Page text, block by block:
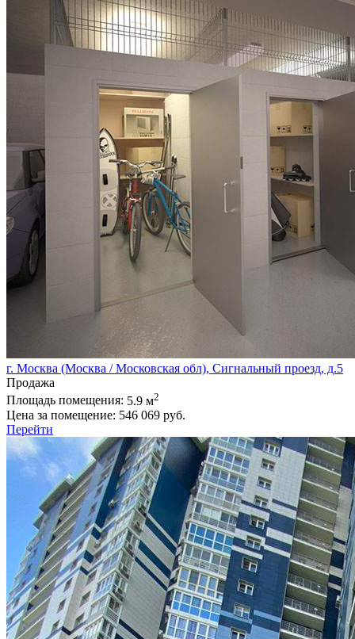
г. Москва (Москва / Московская обл), Сигнальный проезд, д.5
Продажа
Площадь помещения: 5.9 м2
Цена за помещение: 546 069 руб.
Перейти